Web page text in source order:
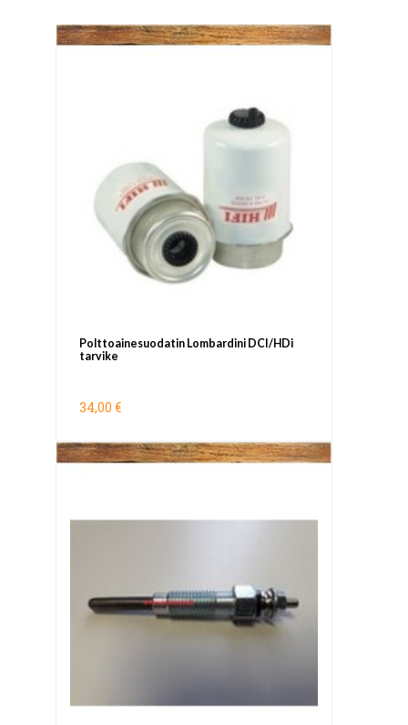
Polttoainesuodatin Lombardini DCI/HDi
tarvike
34,00 €